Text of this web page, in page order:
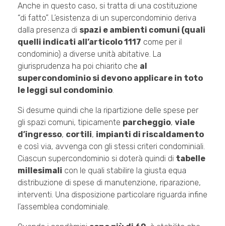
Anche in questo caso, si tratta di una costituzione
“di fatto”. L’esistenza di un supercondominio deriva
dalla presenza di spazi e ambienti comuni (quali
quelli indicati all’articolo 1117 come per il
condominio) a diverse unità abitative. La
giurisprudenza ha poi chiarito che al
supercondominio si devono applicare in toto
le leggi sul condominio
Si desume quindi che la ripartizione delle spese per
gli spazi comuni, tipicamente parcheggio, viale
d’ingresso, cortili, impianti di riscaldamento
e così via, avvenga con gli stessi criteri condominiali.
Ciascun supercondominio si doterà quindi di tabelle
millesimali con le quali stabilire la giusta equa
distribuzione di spese di manutenzione, riparazione,
interventi. Una disposizione particolare riguarda infine
l’assemblea condominiale.